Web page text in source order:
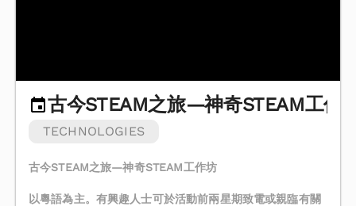
古今STEAM之旅—神奇STEAM工作
TECHNOLOGIES
古今STEAM之旅—神奇STEAM工作坊
以粵語為主。有興趣人士可於活動前兩星期致電或親臨有關